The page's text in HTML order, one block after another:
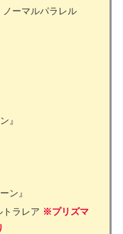
ーマルパラレル
』
ン』
トラレア ※プリズマ